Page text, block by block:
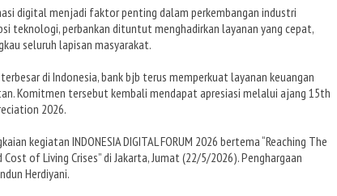
digital menjadi faktor penting dalam perkembangan industri
teknologi, perbankan dituntut menghadirkan layanan yang cepat,
seluruh lapisan masyarakat.
di Indonesia, bank bjb terus memperkuat layanan keuangan
Komitmen tersebut kembali mendapat apresiasi melalui ajang 15th
2026.
kegiatan INDONESIA DIGITAL FORUM 2026 bertema “Reaching The
of Living Crises” di Jakarta, Jumat (22/5/2026). Penghargaan
Herdiyani.